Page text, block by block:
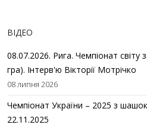
ВІДЕО
08.07.2026. Рига. Чемпіонат
гра). Інтерв'ю Вікторії Мотрічко
08 липня 2026
Чемпіонат України – 2025 з
22.11.2025